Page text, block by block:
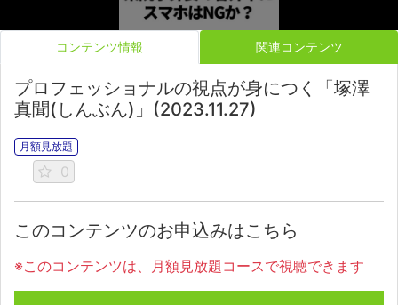
コンテンツ情報 関連コンテンツ
プロフェッショナルの視点が身につく「塚澤
真聞(しんぶん)」(2023.11.27)
月額見放題
0
このコンテンツのお申込みはこちら
※このコンテンツは、月額見放題コースで視聴できます